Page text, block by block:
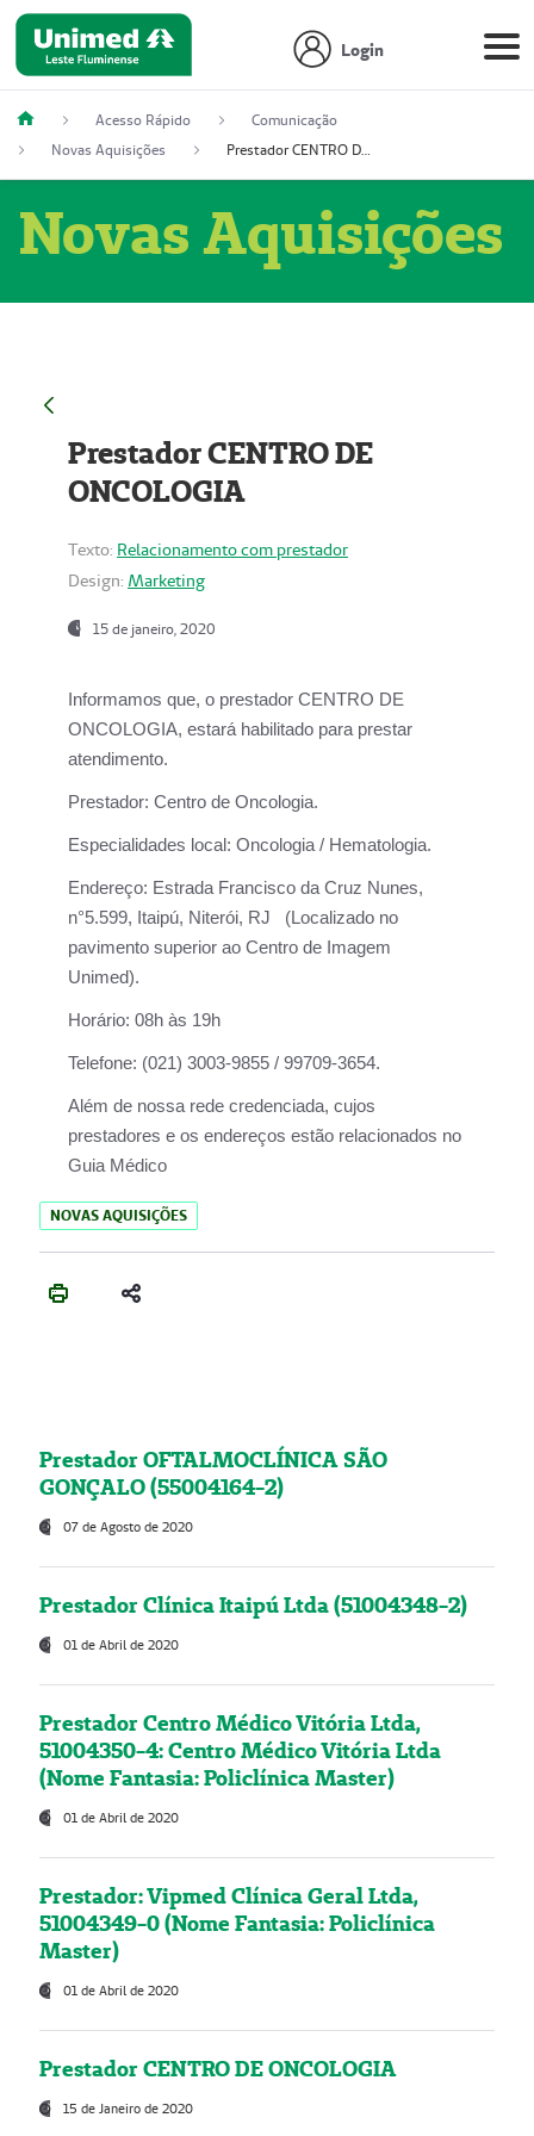
Login
Acesso Rápido
Comunicação
Novas Aquisições
Prestador CENTRO DE ONCOLOGIA
Novas Aquisições
Prestador CENTRO DE
ONCOLOGIA
Texto: Relacionamento com prestador
Design: Marketing
15 de janeiro, 2020
Informamos que, o prestador CENTRO DE
ONCOLOGIA, estará habilitado para prestar
atendimento.
Prestador: Centro de Oncologia.
Especialidades local: Oncologia / Hematologia.
Endereço: Estrada Francisco da Cruz Nunes,
n°5.599, Itaipú, Niterói, RJ (Localizado no
pavimento superior ao Centro de Imagem
Unimed).
Horário: 08h às 19h
Telefone: (021) 3003-9855 / 99709-3654.
Além de nossa rede credenciada, cujos
prestadores e os endereços estão relacionados no
Guia Médico
NOVAS AQUISIÇÕES
Prestador OFTALMOCLÍNICA SÃO
GONÇALO (55004164-2)
07 de Agosto de 2020
Prestador Clínica Itaipú Ltda (51004348-2)
01 de Abril de 2020
Prestador Centro Médico Vitória Ltda,
51004350-4: Centro Médico Vitória Ltda
(Nome Fantasia: Policlínica Master)
01 de Abril de 2020
Prestador: Vipmed Clínica Geral Ltda,
51004349-0 (Nome Fantasia: Policlínica
Master)
01 de Abril de 2020
Prestador CENTRO DE ONCOLOGIA
15 de Janeiro de 2020